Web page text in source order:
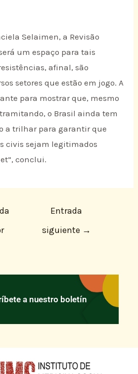
Selaimen, a Revisão
um espaço para tais
afinal, são
setores que estão em jogo. A
para mostrar que, mesmo
o Brasil ainda tem
a trilhar para garantir que
civis sejam legitimados
conclui.
Entrada
siguiente →
a nuestro boletín